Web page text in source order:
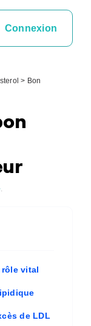
Connexion
> Bon
.
vital
de LDL